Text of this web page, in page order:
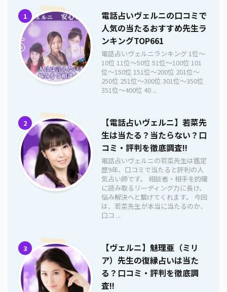
1
電話占いヴェルニの口コミで
人気の当たるおすすめ先生ラ
ンキングTOP661
電話占いヴェルニランキング 1位〜
10位 11位〜50位 51位〜100位 101
位〜150位 151位〜200位 201位〜
250位 251位〜300位 301位〜350位
351位〜400位 40 ...
2
【電話占いヴェルニ】若菜先
生は当たる？当たらない？口
コミ・評判を徹底調査!!
電話占いヴェルニの若菜先生は鑑定
歴9年、口コミで当たると評判の人
気占い師です。 相談者・相手を的確
に読み取るリーディング力に長け、
悩み解決へと繋げてくれます。 今回
は、若菜先生が本当に当たるのか、
口コ ...
3
【ヴェルニ】魅理亜（ミリ
ア）先生の復縁占いは当た
る？口コミ・評判を徹底調
査!!